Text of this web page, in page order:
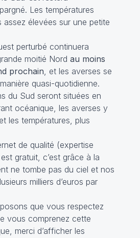
Les températures
assez élevées sur une petite
perturbé continuera
moitié Nord au moins
prochain , et les averses se
quasi-quotidienne.
du Sud seront situées en
océanique, les averses y
les températures, plus
de qualité (expertise
gratuit, c’est grâce à la
ne tombe pas du ciel et nos
milliers d’euros par
que vous respectez
vous comprenez cette
merci d’afficher les